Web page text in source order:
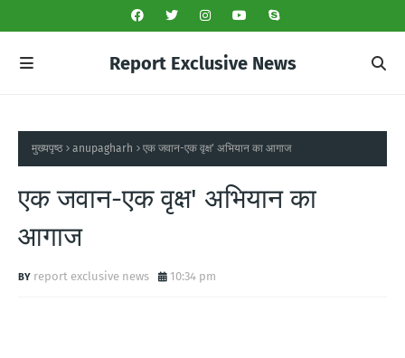
Report Exclusive News
मुख्यपृष्ठ anupagharh एक जवान-एक वृक्ष' अभियान का आगाज
एक जवान-एक वृक्ष' अभियान का
आगाज
report exclusive news 10:34 pm